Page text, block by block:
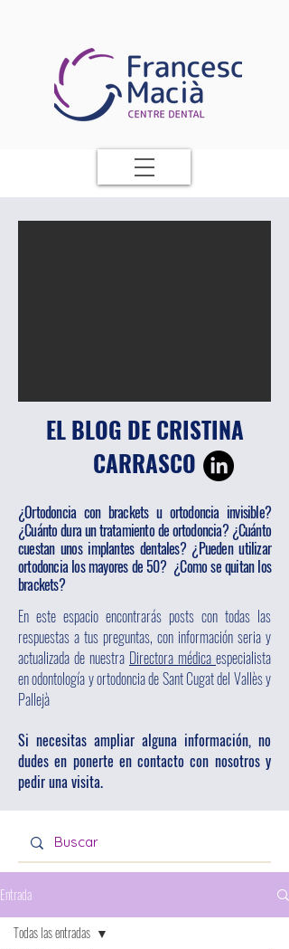
EL BLOG DE CRISTINA
CARRASCO
¿Ortodoncia con brackets u ortodoncia invisible?
¿Cuánto dura un tratamiento de ortodoncia? ¿Cuánto
cuestan unos implantes dentales? ¿Pueden utilizar
ortodoncia los mayores de 50? ¿Como se quitan los
brackets?
En este espacio encontrarás posts con todas las
respuestas a tus preguntas, con información seria y
actualizada de nuestra Directora médica especialista
en odontología y ortodoncia de Sant Cugat del Vallès y
Pallejà
Si necesitas ampliar alguna información, no
dudes en ponerte en contacto con nosotros y
pedir una visita.
Entrada
Todas las entradas